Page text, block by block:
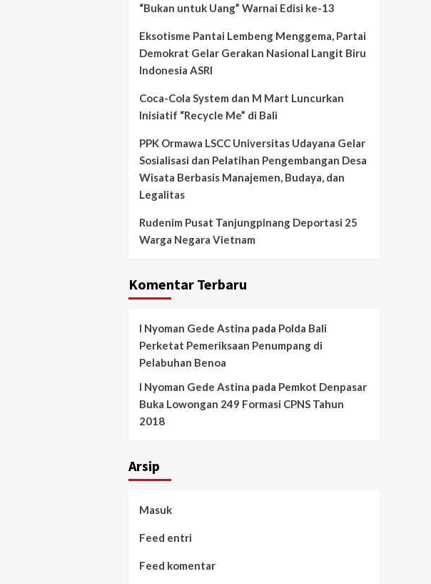
“Bukan untuk Uang” Warnai Edisi ke-13
Eksotisme Pantai Lembeng Menggema, Partai
Demokrat Gelar Gerakan Nasional Langit Biru
Indonesia ASRI
Coca-Cola System dan M Mart Luncurkan
Inisiatif “Recycle Me” di Bali
PPK Ormawa LSCC Universitas Udayana Gelar
Sosialisasi dan Pelatihan Pengembangan Desa
Wisata Berbasis Manajemen, Budaya, dan
Legalitas
Rudenim Pusat Tanjungpinang Deportasi 25
Warga Negara Vietnam
Komentar Terbaru
I Nyoman Gede Astina pada Polda Bali
Perketat Pemeriksaan Penumpang di
Pelabuhan Benoa
I Nyoman Gede Astina pada Pemkot Denpasar
Buka Lowongan 249 Formasi CPNS Tahun
2018
Arsip
Masuk
Feed entri
Feed komentar